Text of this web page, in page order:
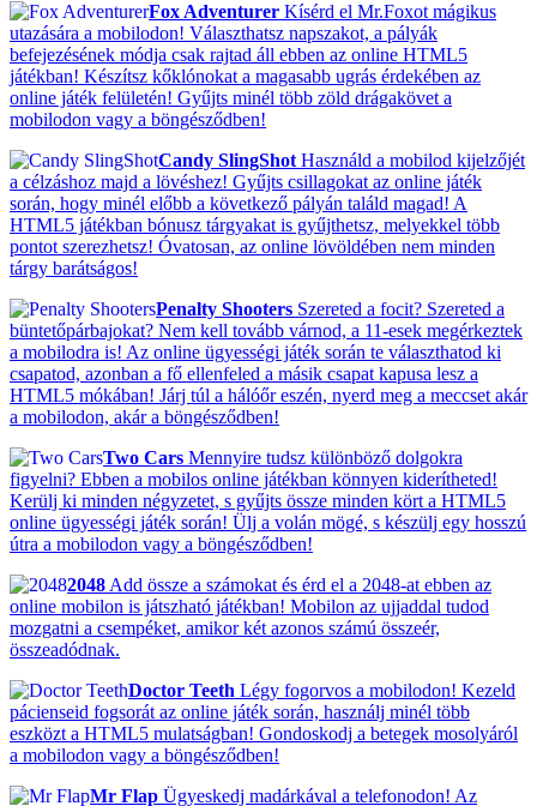
Fox Adventurer Kísérd el Mr.Foxot mágikus
utazására a mobilodon! Választhatsz napszakot, a pályák
befejezésének módja csak rajtad áll ebben az online HTML5
játékban! Készítsz kőklónokat a magasabb ugrás érdekében az
online játék felületén! Gyűjts minél több zöld drágakövet a
mobilodon vagy a böngésződben!
Candy SlingShot Használd a mobilod kijelzőjét
a célzáshoz majd a lövéshez! Gyűjts csillagokat az online játék
során, hogy minél előbb a következő pályán találd magad! A
HTML5 játékban bónusz tárgyakat is gyűjthetsz, melyekkel több
pontot szerezhetsz! Óvatosan, az online lövöldében nem minden
tárgy barátságos!
Penalty Shooters Szereted a focit? Szereted a
büntetőpárbajokat? Nem kell tovább várnod, a 11-esek megérkeztek
a mobilodra is! Az online ügyességi játék során te választhatod ki
csapatod, azonban a fő ellenfeled a másik csapat kapusa lesz a
HTML5 mókában! Járj túl a hálóőr eszén, nyerd meg a meccset akár
a mobilodon, akár a böngésződben!
Two Cars Mennyire tudsz különböző dolgokra
figyelni? Ebben a mobilos online játékban könnyen kiderítheted!
Kerülj ki minden négyzetet, s gyűjts össze minden kört a HTML5
online ügyességi játék során! Ülj a volán mögé, s készülj egy hosszú
útra a mobilodon vagy a böngésződben!
2048 Add össze a számokat és érd el a 2048-at ebben az
online mobilon is játszható játékban! Mobilon az ujjaddal tudod
mozgatni a csempéket, amikor két azonos számú összeér,
összeadódnak.
Doctor Teeth Légy fogorvos a mobilodon! Kezeld
pácienseid fogsorát az online játék során, használj minél több
eszközt a HTML5 mulatságban! Gondoskodj a betegek mosolyáról
a mobilodon vagy a böngésződben!
Mr Flap Ügyeskedj madárkával a telefonodon! Az